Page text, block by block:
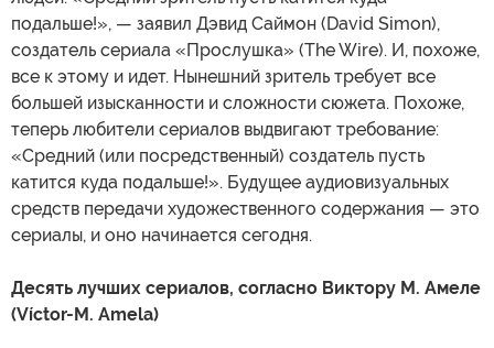
подальше!», — заявил Дэвид Саймон (David Simon),
создатель сериала «Прослушка» (The Wire). И, похоже,
все к этому и идет. Нынешний зритель требует все
большей изысканности и сложности сюжета. Похоже,
теперь любители сериалов выдвигают требование:
«Средний (или посредственный) создатель пусть
катится куда подальше!». Будущее аудиовизуальных
средств передачи художественного содержания — это
сериалы, и оно начинается сегодня.
Десять лучших сериалов, согласно Виктору М. Амеле
(Víctor-M. Amela)